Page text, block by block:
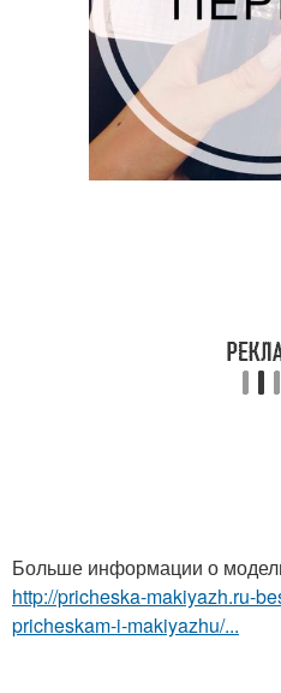
Больше информации о
http://pricheska-makiyazh.ru-
pricheskam-i-makiyazhu/...